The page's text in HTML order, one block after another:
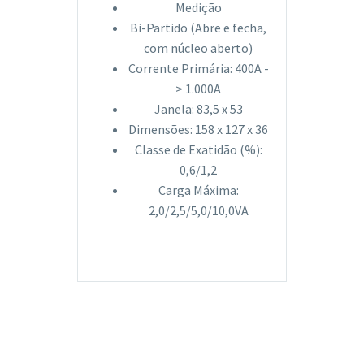
Medição
Bi-Partido (Abre e fecha,
com núcleo aberto)
Corrente Primária: 400A -
> 1.000A
Janela: 83,5 x 53
Dimensões: 158 x 127 x 36
Classe de Exatidão (%):
0,6/1,2
Carga Máxima:
2,0/2,5/5,0/10,0VA